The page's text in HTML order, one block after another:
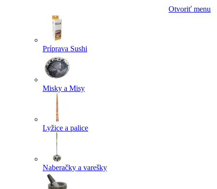
Otvoriť menu
Príprava Sushi
Misky a Misy
Lyžice a palice
Naberačky a varešky